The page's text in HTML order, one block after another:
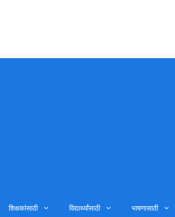
शिक्षकांसाठी विद्यार्थ्यांसाठी भाषणासाठी